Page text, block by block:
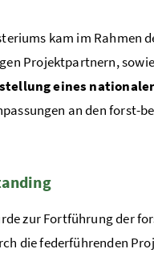
kam im Rahmen
Projektpartnern,
eines
an den forst-
zur Fortführung der
die federführenden